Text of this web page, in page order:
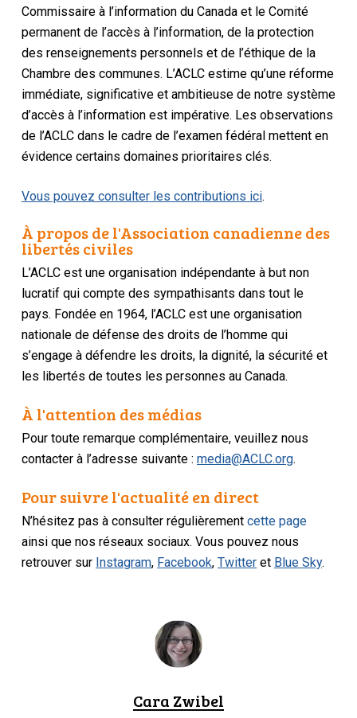
Commissaire à l’information du Canada et le Comité
permanent de l’accès à l’information, de la protection
des renseignements personnels et de l’éthique de la
Chambre des communes. L’ACLC estime qu’une réforme
immédiate, significative et ambitieuse de notre système
d’accès à l’information est impérative. Les observations
de l’ACLC dans le cadre de l’examen fédéral mettent en
évidence certains domaines prioritaires clés.
Vous pouvez consulter les contributions ici.
À propos de l'Association canadienne des
libertés civiles
L’ACLC est une organisation indépendante à but non
lucratif qui compte des sympathisants dans tout le
pays. Fondée en 1964, l’ACLC est une organisation
nationale de défense des droits de l’homme qui
s’engage à défendre les droits, la dignité, la sécurité et
les libertés de toutes les personnes au Canada.
À l'attention des médias
Pour toute remarque complémentaire, veuillez nous
contacter à l’adresse suivante :media@ACLC.org.
Pour suivre l'actualité en direct
N’hésitez pas à consulter régulièrementcette page
ainsi que nos réseaux sociaux. Vous pouvez nous
retrouver sur Instagram, Facebook,Twitter et Blue Sky.
Cara Zwibel